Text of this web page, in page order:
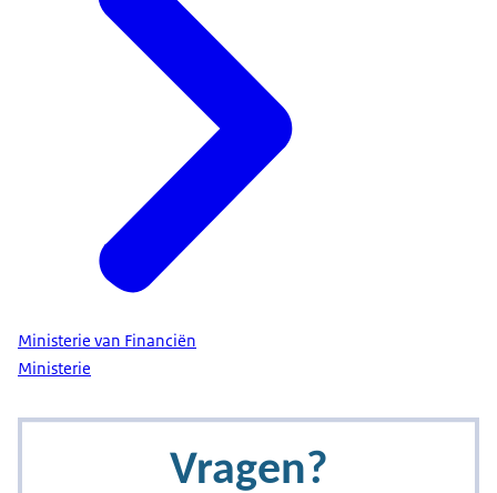
Ministerie van Financiën
Ministerie